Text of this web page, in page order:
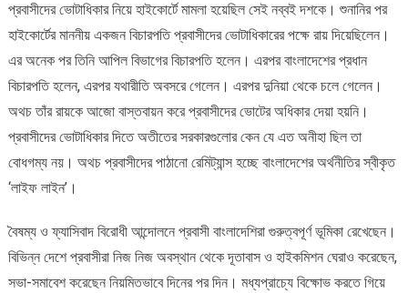
প্রবাসীদের ভোটাধিকার নিয়ে হাইকোর্টে মামলা হয়েছিল সেই নব্বই দশকে। শুনানির পর
হাইকোর্টের মাননীয় একজন বিচারপতি প্রবাসীদের ভোটাধিকারের পক্ষে রায় দিয়েছিলেন।
এর অনেক পর তিনি আপিল বিভাগের বিচারপতি হলেন। এরপর বাংলাদেশের প্রধান
বিচারপতি হলেন, এরপর যথারীতি অবসরে গেলেন। এরপর দুনিয়া থেকে চলে গেলেন।
অথচ তাঁর রায়কে আজো বাস্তবায়ন করে প্রবাসীদের ভোটের অধিকার দেয়া হয়নি।
প্রবাসীদের ভোটাধিকার দিতে অতীতের সরকারগুলোর কেন যে এত অনীহা ছিল তা
বোধগম্য নয়। অথচ প্রবাসীদের পাঠানো রেমিট্যান্স হচ্ছে বাংলাদেশের অর্থনীতির স্বীকৃত
‘লাইফ লাইন’।
বৈষম্য ও ফ্যাসিবাদ বিরোধী আন্দোলনে প্রবাসী বাংলাদেশিরা গুরুত্বপূর্ণ ভূমিকা রেখেছেন।
বিভিন্ন দেশে প্রবাসীরা নিজ নিজ অবস্থান থেকে দূতাবাস ও হাইকমিশন ঘেরাও করেছেন,
সভা-সমাবেশ করেছেন নিয়মিতভাবে দিনের পর দিন। মধ্যপ্রাচ্যে বিক্ষোভ করতে গিয়ে